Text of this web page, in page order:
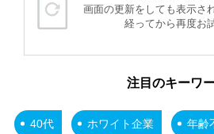
画面の更新をしても表示さ
経ってから再度お
注目のキーワ
40代 ホワイト企業 年齢